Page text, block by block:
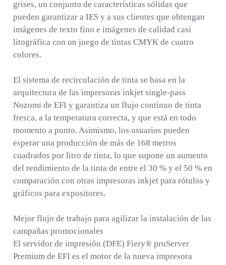
grises, un conjunto de características sólidas que
pueden garantizar a IES y a sus clientes que obtengan
imágenes de texto fino e imágenes de calidad casi
litográfica con un juego de tintas CMYK de cuatro
colores.
El sistema de recirculación de tinta se basa en la
arquitectura de las impresoras inkjet single-pass
Nozomi de EFI y garantiza un flujo continuo de tinta
fresca, a la temperatura correcta, y que está en todo
momento a punto. Asimismo, los usuarios pueden
esperar una producción de más de 168 metros
cuadrados por litro de tinta, lo que supone un aumento
del rendimiento de la tinta de entre el 30 % y el 50 % en
comparación con otras impresoras inkjet para rótulos y
gráficos para expositores.
Mejor flujo de trabajo para agilizar la instalación de las
campañas promocionales
El servidor de impresión (DFE) Fiery® proServer
Premium de EFI es el motor de la nueva impresora